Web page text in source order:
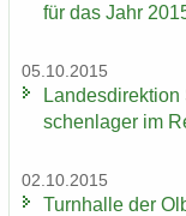
für das Jahr
05.10.2015
schen­la­ger im
02.10.2015
Turn­hal­le der